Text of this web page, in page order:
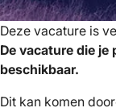
Deze vacature is
De vacature die
beschikbaar.
Dit kan komen